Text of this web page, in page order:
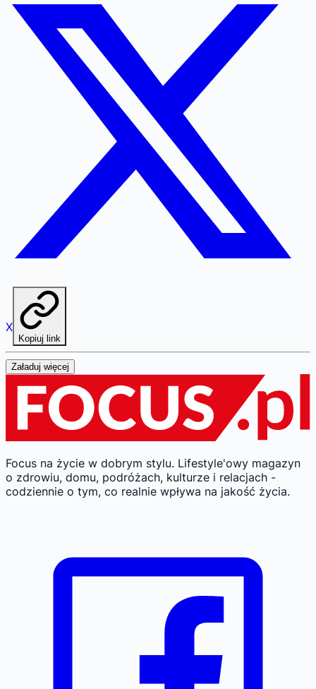
X
Kopiuj link
Załaduj więcej
Focus na życie w dobrym stylu. Lifestyle'owy magazyn
o zdrowiu, domu, podróżach, kulturze i relacjach -
codziennie o tym, co realnie wpływa na jakość życia.